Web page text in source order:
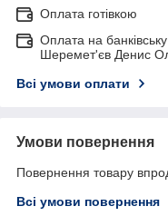
Оплата готівкою
Оплата на
Шеремет'єв Денис
Всі умови оплати
Умови повернення
Повернення товару
Всі умови повернення